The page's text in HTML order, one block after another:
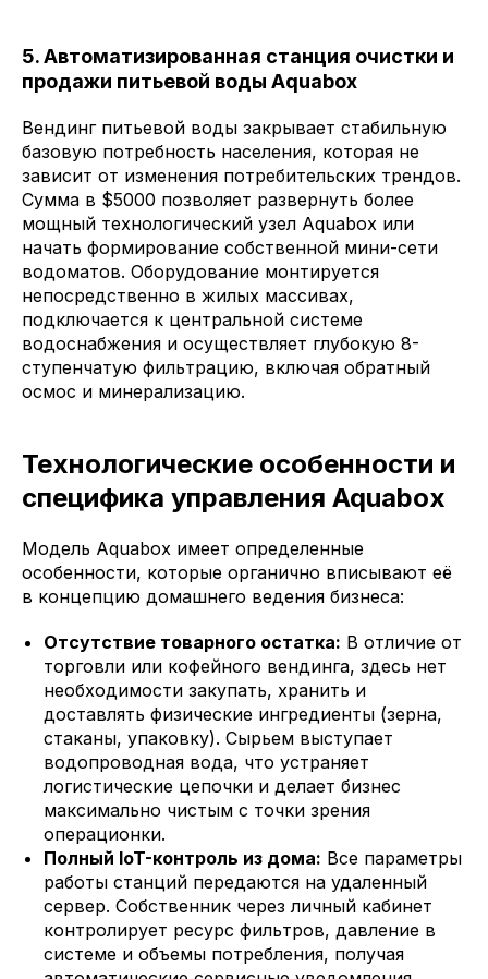
5. Автоматизированная станция очистки и
продажи питьевой воды Aquabox
Вендинг питьевой воды закрывает стабильную
базовую потребность населения, которая не
зависит от изменения потребительских трендов.
Сумма в $5000 позволяет развернуть более
мощный технологический узел Aquabox или
начать формирование собственной мини-сети
водоматов. Оборудование монтируется
непосредственно в жилых массивах,
подключается к центральной системе
водоснабжения и осуществляет глубокую 8-
ступенчатую фильтрацию, включая обратный
осмос и минерализацию.
Технологические особенности и
специфика управления Aquabox
Модель Aquabox имеет определенные
особенности, которые органично вписывают её
в концепцию домашнего ведения бизнеса:
Отсутствие товарного остатка: В отличие от
торговли или кофейного вендинга, здесь нет
необходимости закупать, хранить и
доставлять физические ингредиенты (зерна,
стаканы, упаковку). Сырьем выступает
водопроводная вода, что устраняет
логистические цепочки и делает бизнес
максимально чистым с точки зрения
операционки.
Полный IoT-контроль из дома: Все параметры
работы станций передаются на удаленный
сервер. Собственник через личный кабинет
контролирует ресурс фильтров, давление в
системе и объемы потребления, получая